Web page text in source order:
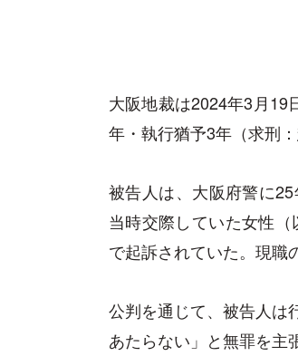
大阪地裁は2024年3月19
年・執行猶予3年（求刑
被告人は、大阪府警に
当時交際していた女性
で起訴されていた。現職
公判を通じて、被告人は
あたらない」と無罪を主